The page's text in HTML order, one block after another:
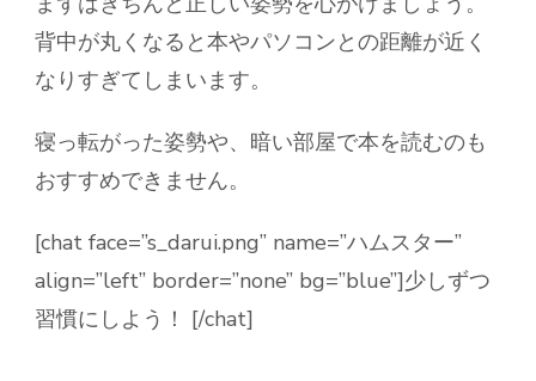
背中が丸くなると本やパソコンとの距離が近く
なりすぎてしまいます。
寝っ転がった姿勢や、暗い部屋で本を読むのも
おすすめできません。
[chat face=”s_darui.png” name=”ハムスター”
align=”left” border=”none” bg=”blue”]少しずつ
習慣にしよう！ [/chat]